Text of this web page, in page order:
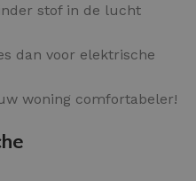
stof in de lucht
dan voor elektrische
woning comfortabeler!